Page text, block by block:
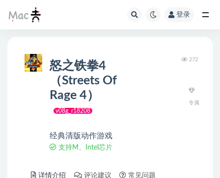
登录
怒之铁拳4
（Streets Of
Rage 4）
v08g_r18208
经典清版动作游戏
支持M、Intel芯片
272
专属
详情介绍 评论建议 常见问题